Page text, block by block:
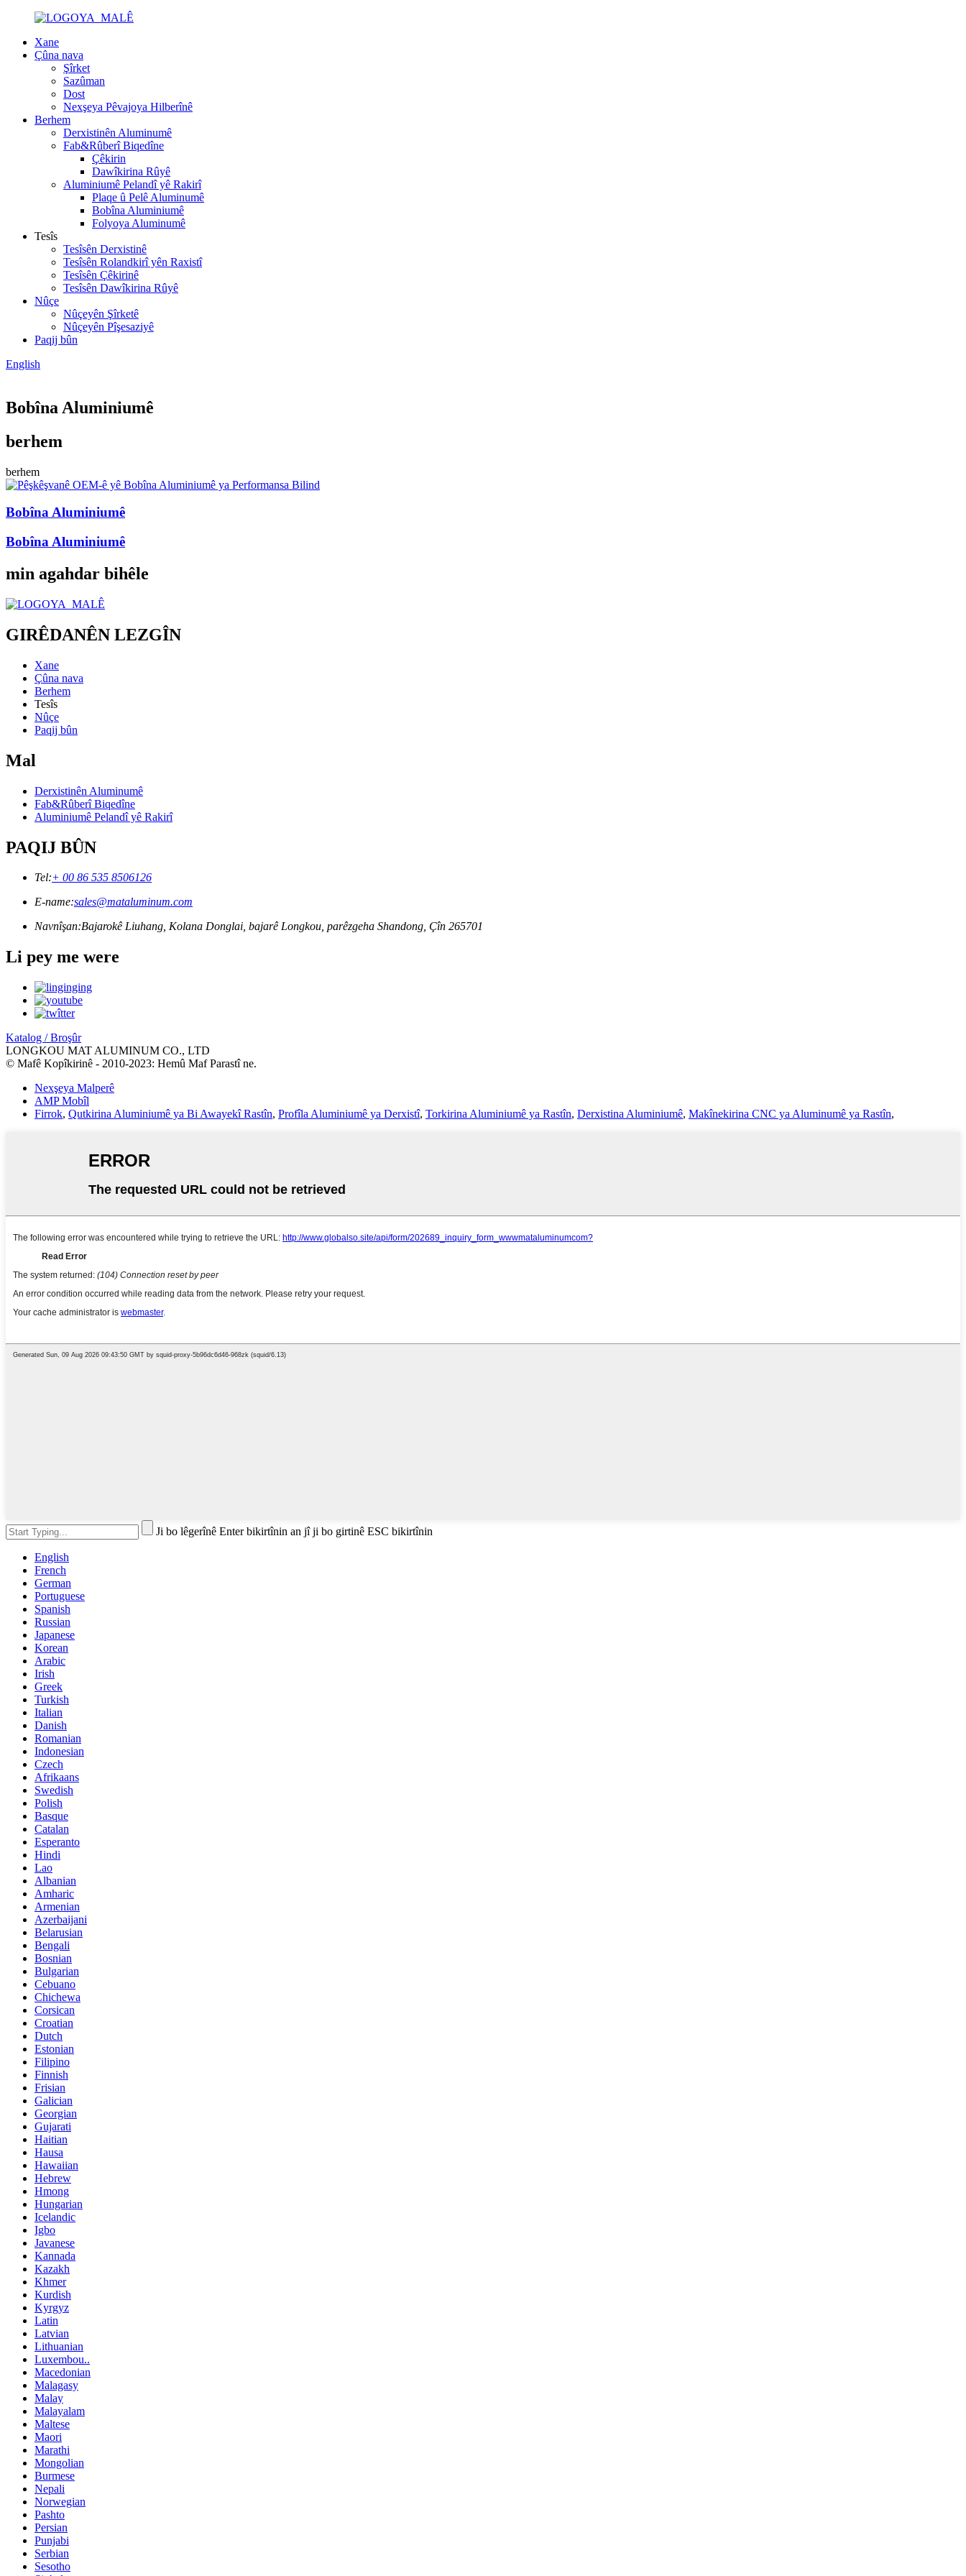
Xane
Çûna nava
Şîrket
Sazûman
Dost
Nexşeya Pêvajoya Hilberînê
Berhem
Derxistinên Aluminumê
Fab&Rûberî Biqedîne
Çêkirin
Dawîkirina Rûyê
Aluminiumê Pelandî yê Rakirî
Plaqe û Pelê Aluminumê
Bobîna Aluminiumê
Folyoya Aluminumê
Tesîs
Tesîsên Derxistinê
Tesîsên Rolandkirî yên Raxistî
Tesîsên Çêkirinê
Tesîsên Dawîkirina Rûyê
Nûçe
Nûçeyên Şîrketê
Nûçeyên Pîşesaziyê
Paqij bûn
English
Bobîna Aluminiumê
berhem
berhem
Bobîna Aluminiumê
Bobîna Aluminiumê
min agahdar bihêle
GIRÊDANÊN LEZGÎN
Xane
Çûna nava
Berhem
Tesîs
Nûçe
Paqij bûn
Mal
Derxistinên Aluminumê
Fab&Rûberî Biqedîne
Aluminiumê Pelandî yê Rakirî
PAQIJ BÛN
Tel:+ 00 86 535 8506126
E-name:sales@mataluminum.com
Navnîşan:Bajarokê Liuhang, Kolana Donglai, bajarê Longkou, parêzgeha Shandong, Çîn 265701
Li pey me were
Katalog / Broşûr
LONGKOU MAT ALUMINUM CO., LTD
© Mafê Kopîkirinê - 2010-2023: Hemû Maf Parastî ne.
Nexşeya Malperê
AMP Mobîl
Firrok, Qutkirina Aluminiumê ya Bi Awayekî Rastîn, Profîla Aluminiumê ya Derxistî, Torkirina Aluminiumê ya Rastîn, Derxistina Aluminiumê, Makînekirina CNC ya Aluminumê ya Rastîn,
Ji bo lêgerînê Enter bikirtînin an jî ji bo girtinê ESC bikirtînin
English
French
German
Portuguese
Spanish
Russian
Japanese
Korean
Arabic
Irish
Greek
Turkish
Italian
Danish
Romanian
Indonesian
Czech
Afrikaans
Swedish
Polish
Basque
Catalan
Esperanto
Hindi
Lao
Albanian
Amharic
Armenian
Azerbaijani
Belarusian
Bengali
Bosnian
Bulgarian
Cebuano
Chichewa
Corsican
Croatian
Dutch
Estonian
Filipino
Finnish
Frisian
Galician
Georgian
Gujarati
Haitian
Hausa
Hawaiian
Hebrew
Hmong
Hungarian
Icelandic
Igbo
Javanese
Kannada
Kazakh
Khmer
Kurdish
Kyrgyz
Latin
Latvian
Lithuanian
Luxembou..
Macedonian
Malagasy
Malay
Malayalam
Maltese
Maori
Marathi
Mongolian
Burmese
Nepali
Norwegian
Pashto
Persian
Punjabi
Serbian
Sesotho